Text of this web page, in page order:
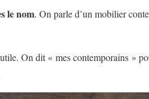
le nom. On parle d’un mobilier
On dit « mes contemporains »